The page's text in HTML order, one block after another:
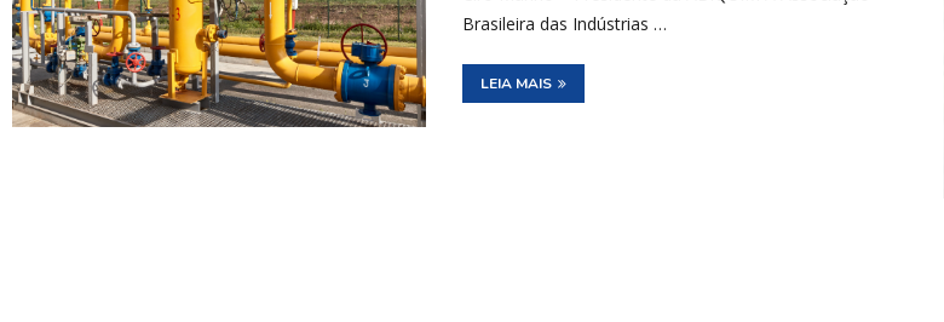
Brasileira das Indústrias …
LEIA MAIS